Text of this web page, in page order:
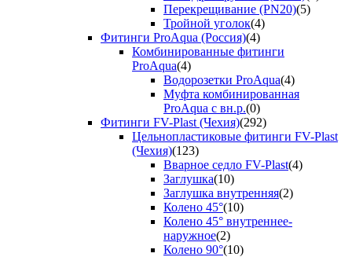
Перекрещивание (PN20)(5)
Тройной уголок(4)
Фитинги ProAqua (Россия)(4)
Комбинированные фитинги
ProAqua(4)
Водорозетки ProAqua(4)
Муфта комбинированная
ProAqua с вн.р.(0)
Фитинги FV-Plast (Чехия)(292)
Цельнопластиковые фитинги FV-Plast
(Чехия)(123)
Вварное седло FV-Plast(4)
Заглушка(10)
Заглушка внутренняя(2)
Колено 45°(10)
Колено 45° внутреннее-
наружное(2)
Колено 90°(10)